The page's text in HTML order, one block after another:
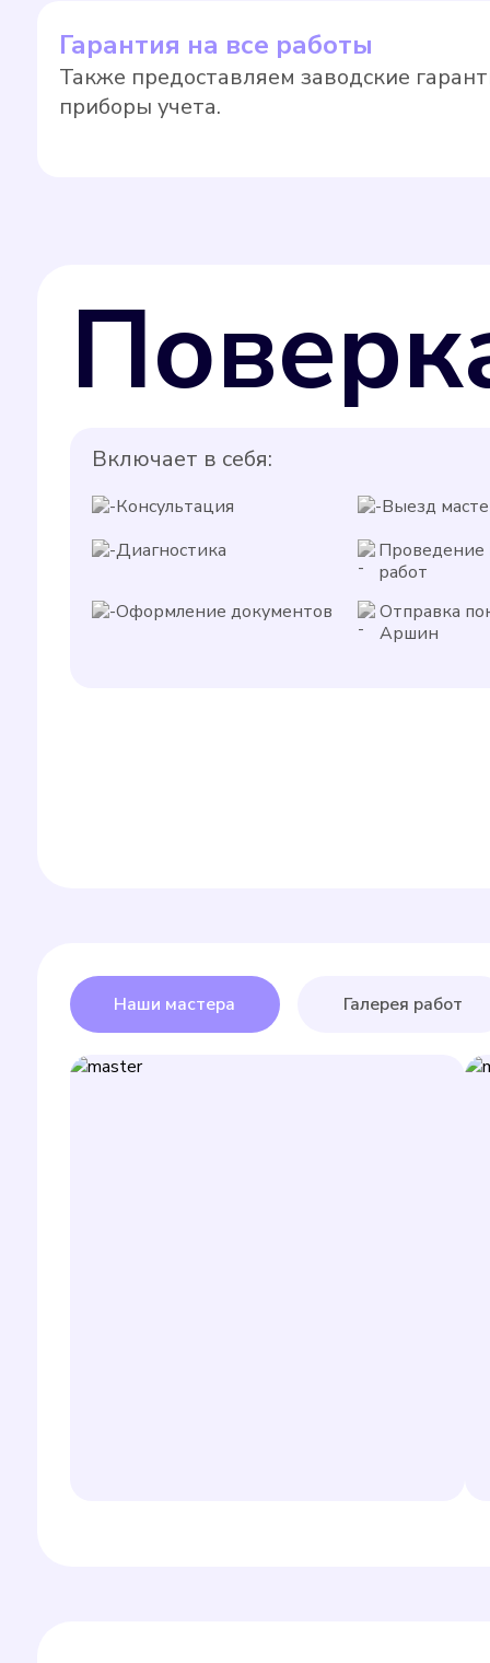
Гарантия на все работы
Также предоставляем заводские
приборы учета.
Включает в себя:
Консультация
Выезд
Диагностика
Проведение
работ
Оформление документов
Отправка
Аршин
Наши мастера Галерея работ